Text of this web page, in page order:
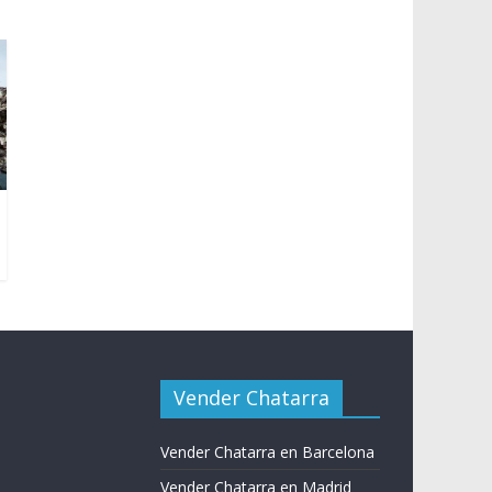
Vender Chatarra
Vender Chatarra en Barcelona
Vender Chatarra en Madrid